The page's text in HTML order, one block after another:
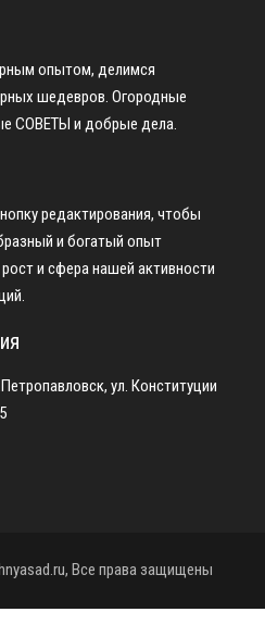
опытом, делимся
шедевров. Огородные
СОВЕТЫ и добрые дела.
редактирования, чтобы
и богатый опыт
и сфера нашей активности
ул. Конституции
Все права защищены